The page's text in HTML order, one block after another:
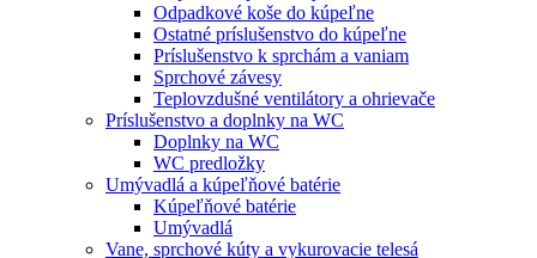
Odpadkové koše do kúpeľne
Ostatné príslušenstvo do kúpeľne
Príslušenstvo k sprchám a vaniam
Sprchové závesy
Teplovzdušné ventilátory a ohrievače
Príslušenstvo a doplnky na WC
Doplnky na WC
WC predložky
Umývadlá a kúpeľňové batérie
Kúpeľňové batérie
Umývadlá
Vane, sprchové kúty a vykurovacie telesá